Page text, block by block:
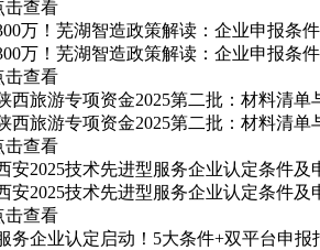
击查看
万！芜湖智造政策解读：企业申报条
万！芜湖智造政策解读：企业申报条
击查看
西旅游专项资金2025第二批：材料清单
西旅游专项资金2025第二批：材料清单
击查看
安2025技术先进型服务企业认定条件及
安2025技术先进型服务企业认定条件及
击查看
务企业认定启动！5大条件+双平台申报